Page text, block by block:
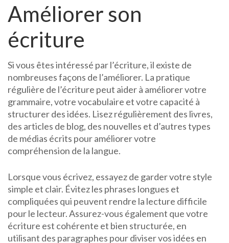
Améliorer son
écriture
Si vous êtes intéressé par l’écriture, il existe de
nombreuses façons de l’améliorer. La pratique
régulière de l’écriture peut aider à améliorer votre
grammaire, votre vocabulaire et votre capacité à
structurer des idées. Lisez régulièrement des livres,
des articles de blog, des nouvelles et d’autres types
de médias écrits pour améliorer votre
compréhension de la langue.
Lorsque vous écrivez, essayez de garder votre style
simple et clair. Évitez les phrases longues et
compliquées qui peuvent rendre la lecture difficile
pour le lecteur. Assurez-vous également que votre
écriture est cohérente et bien structurée, en
utilisant des paragraphes pour diviser vos idées en